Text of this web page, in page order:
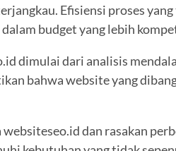
Efisiensi proses
budget yang lebih
dimulai dari analisis
bahwa website yang
dan rasakan